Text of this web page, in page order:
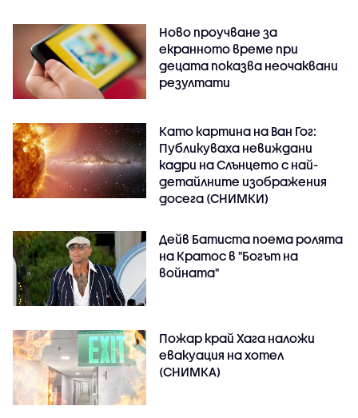
Ново проучване за
екранното време при
децата показва неочаквани
резултати
Като картина на Ван Гог:
Публикуваха невиждани
кадри на Слънцето с най-
детайлните изображения
досега (СНИМКИ)
Дейв Батиста поема ролята
на Кратос в "Богът на
войната"
Пожар край Хага наложи
евакуация на хотел
(СНИМКА)